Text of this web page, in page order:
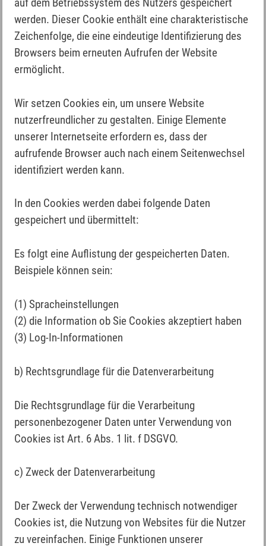
werden. Dieser Cookie enthält eine charakteristische
Zeichenfolge, die eine eindeutige Identifizierung des
Browsers beim erneuten Aufrufen der Website
ermöglicht.
Wir setzen Cookies ein, um unsere Website
nutzerfreundlicher zu gestalten. Einige Elemente
unserer Internetseite erfordern es, dass der
aufrufende Browser auch nach einem Seitenwechsel
identifiziert werden kann.
In den Cookies werden dabei folgende Daten
gespeichert und übermittelt:
Es folgt eine Auflistung der gespeicherten Daten.
Beispiele können sein:
(1) Spracheinstellungen
(2) die Information ob Sie Cookies akzeptiert haben
(3) Log-In-Informationen
b) Rechtsgrundlage für die Datenverarbeitung
Die Rechtsgrundlage für die Verarbeitung
personenbezogener Daten unter Verwendung von
Cookies ist Art. 6 Abs. 1 lit. f DSGVO.
c) Zweck der Datenverarbeitung
Der Zweck der Verwendung technisch notwendiger
Cookies ist, die Nutzung von Websites für die Nutzer
zu vereinfachen. Einige Funktionen unserer